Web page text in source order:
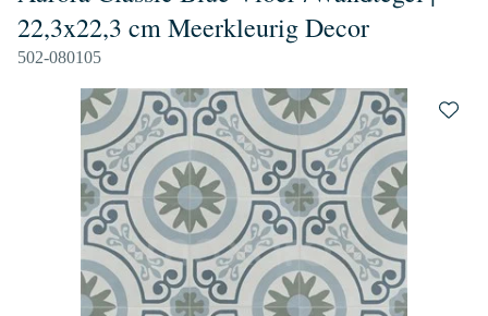
22,3x22,3 cm Meerkleurig Decor
502-080105